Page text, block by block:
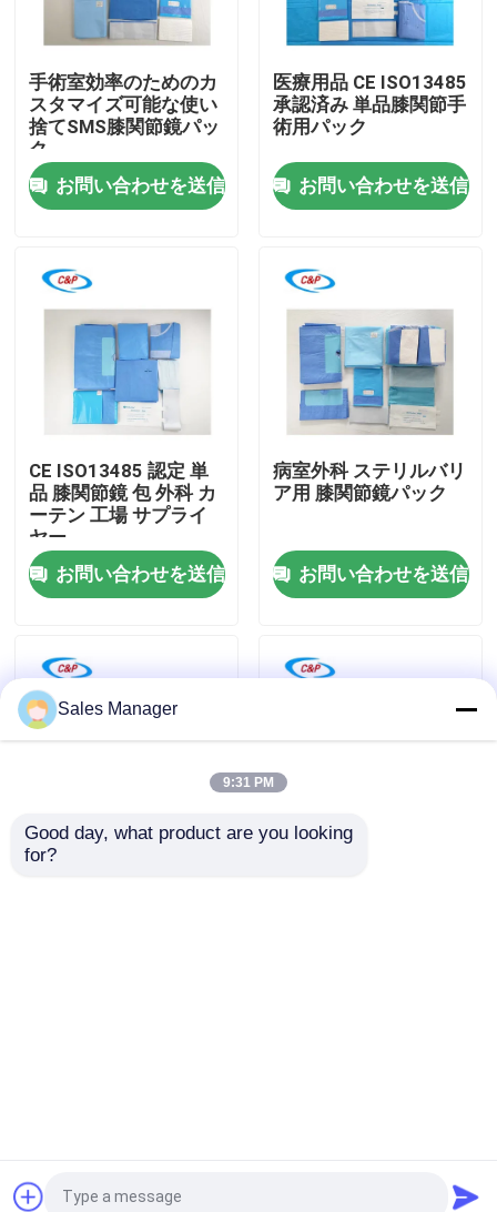
家へ
製品
ビデオ
VRショー
わたしたち に つい て
工場 ツアー
品質管理
連絡 ください
事件
引金 を 求め て ください
使い捨て可能な外科はおおう
Cセクション手術用ドレープ
手術室効率のためのカ
スタマイズ可能な使い
捨てSMS膝関節鏡パッ
ク
お問い合わせを送信
医療用品 CE ISO13485
承認済み 単品膝関節手
術用パック
お問い合わせを送信
CE ISO13485 認定 単
品 膝関節鏡 包 外科 カ
ーテン 工場 サプライ
ヤー
お問い合わせを送信
病室外科 ステリルバリ
ア用 膝関節鏡パック
お問い合わせを送信
強化された外科ドッグ
場.Copyright © 2026 Hefei C&P Nonwoven
Sales Manager
9:31 PM
Good day, what product are you looking
for?